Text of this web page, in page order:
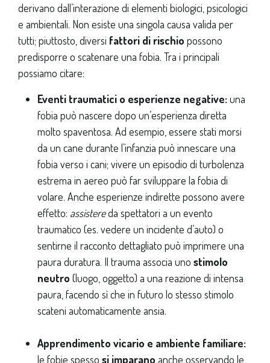
derivano dall’interazione di elementi biologici, psicologici
e ambientali. Non esiste una singola causa valida per
tutti; piuttosto, diversi fattori di rischio possono
predisporre o scatenare una fobia. Tra i principali
possiamo citare:
Eventi traumatici o esperienze negative:una
fobia può nascere dopo un’esperienza diretta
molto spaventosa. Ad esempio, essere stati morsi
da un cane durante l’infanzia può innescare una
fobia verso i cani; vivere un episodio di turbolenza
estrema in aereo può far sviluppare la fobia di
volare. Anche esperienze indirette possono avere
effetto: assistereda spettatori a un evento
traumatico (es. vedere un incidente d’auto) o
sentirne il racconto dettagliato può imprimere una
paura duratura. Il trauma associa uno stimolo
neutro (luogo, oggetto) a una reazione di intensa
paura, facendo sì che in futuro lo stesso stimolo
scateni automaticamente ansia.
Apprendimento vicario e ambiente familiare:
le fobie spesso si imparano anche osservando le